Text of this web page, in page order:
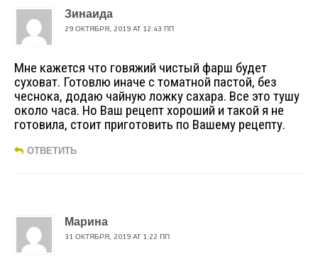
Зинаида
29 ОКТЯБРЯ, 2019 AT 12:43 ПП
Мне кажется что говяжий чистый фарш будет
суховат. Готовлю иначе с томатной пастой, без
чеснока, додаю чайную ложку сахара. Все это тушу
около часа. Но Ваш рецепт хороший и такой я не
готовила, стоит приготовить по Вашему рецепту.
ОТВЕТИТЬ
Марина
31 ОКТЯБРЯ, 2019 AT 1:22 ПП